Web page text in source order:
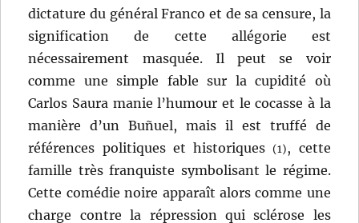
dictature du général Franco et de sa censure, la
signification de cette allégorie est
nécessairement masquée. Il peut se voir
comme une simple fable sur la cupidité où
Carlos Saura manie l’humour et le cocasse à la
manière d’un Buñuel, mais il est truffé de
références politiques et historiques(1), cette
famille très franquiste symbolisant le régime.
Cette comédie noire apparaît alors comme une
charge contre la répression qui sclérose les